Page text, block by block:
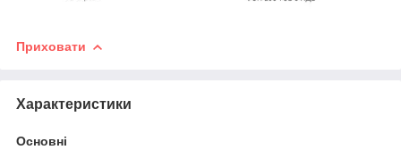
Приховати
Характеристики
Основні